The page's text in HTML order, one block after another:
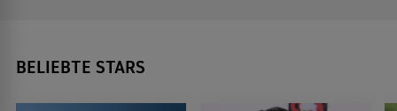
BELIEBTE STARS